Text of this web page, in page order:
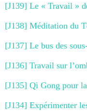
[J139] Le « Travail »
[J138] Méditation du
[J137] Le bus des
[J136] Travail sur
[J135] Qi Gong pour
[J134] Expérimenter